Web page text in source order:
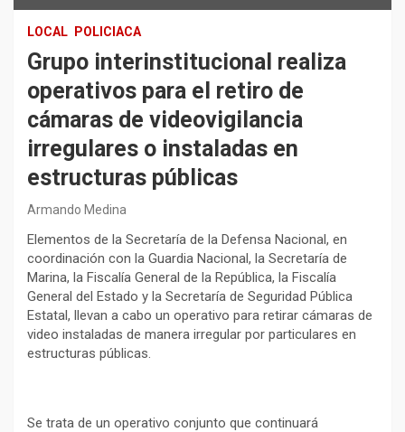
LOCAL POLICIACA
Grupo interinstitucional realiza
operativos para el retiro de
cámaras de videovigilancia
irregulares o instaladas en
estructuras públicas
Armando Medina
Elementos de la Secretaría de la Defensa Nacional, en
coordinación con la Guardia Nacional, la Secretaría de
Marina, la Fiscalía General de la República, la Fiscalía
General del Estado y la Secretaría de Seguridad Pública
Estatal, llevan a cabo un operativo para retirar cámaras de
video instaladas de manera irregular por particulares en
estructuras públicas.
Se trata de un operativo conjunto que continuará